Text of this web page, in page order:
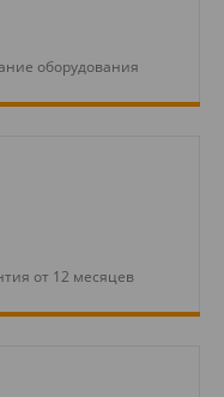
оборудования
от 12 месяцев